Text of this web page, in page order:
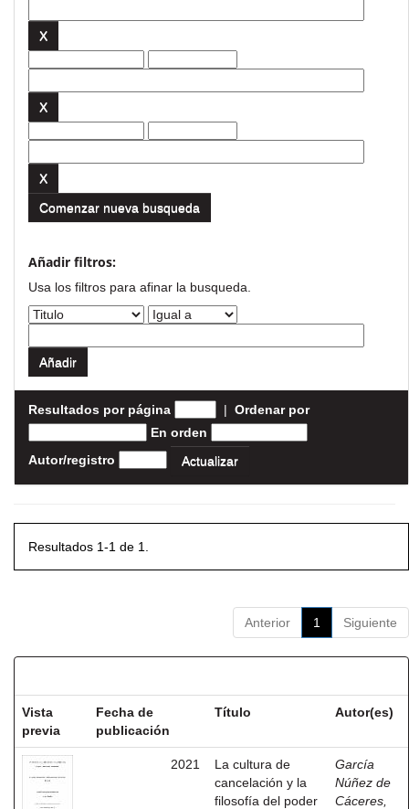
Comenzar nueva busqueda
Añadir filtros:
Usa los filtros para afinar la busqueda.
Resultados por página | Ordenar por
En orden
Autor/registro
Resultados 1-1 de 1.
Anterior 1 Siguiente
Vista
previa
Fecha de
publicación
Título Autor(es)
2021
La cultura de
cancelación y la
filosofía del poder
García
Núñez de
Cáceres,